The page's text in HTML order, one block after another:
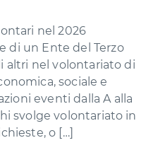
nel 2026
di un Ente del Terzo
altri nel volontariato di
sociale e
eventi dalla A alla
svolge volontariato in
o […]